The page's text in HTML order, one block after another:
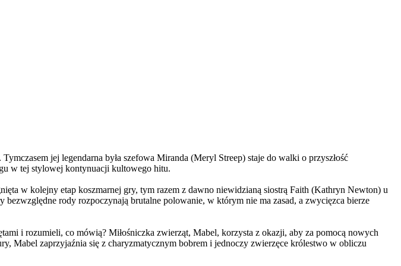
jej legendarna była szefowa Miranda (Meryl Streep) staje do walki o przyszłość
w tej stylowej kontynuacji kultowego hitu.
w kolejny etap koszmarnej gry, tym razem z dawno niewidzianą siostrą Faith (Kathryn Newton) u
rody rozpoczynają brutalne polowanie, w którym nie ma zasad, a zwycięzca bierze
i rozumieli, co mówią? Miłośniczka zwierząt, Mabel, korzysta z okazji, aby za pomocą nowych
Mabel zaprzyjaźnia się z charyzmatycznym bobrem i jednoczy zwierzęce królestwo w obliczu